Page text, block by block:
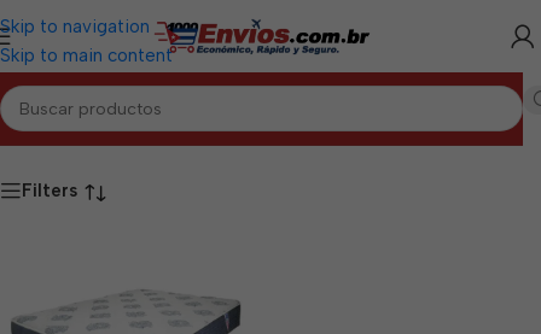
Skip to navigation
Skip to main content
Inicio/CIEGO DE ÁVILA/Hogar Ciego de Ávila
Filters